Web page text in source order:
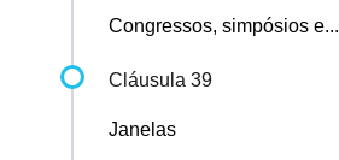
Congressos, simpósios e...
Cláusula 39
Janelas